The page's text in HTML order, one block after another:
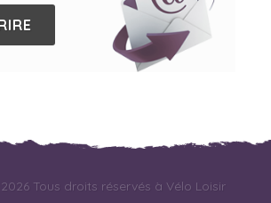
Tous droits réservés à Vélo Loisir